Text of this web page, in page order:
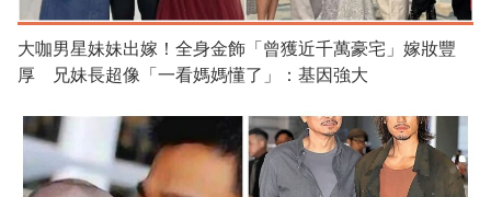
大咖男星妹妹出嫁！全身金飾「曾獲近千萬豪宅」嫁妝豐
厚 兄妹長超像「一看媽媽懂了」：基因強大